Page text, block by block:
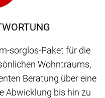
sorglos-Paket für die
Wohntraums,
Beratung über eine
Abwicklung bis hin zu